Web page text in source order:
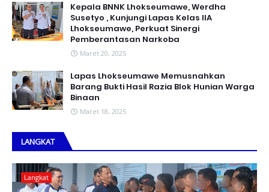
Kepala BNNK Lhokseumawe, Werdha
Susetyo , Kunjungi Lapas Kelas IIA
Lhokseumawe, Perkuat Sinergi
Pemberantasan Narkoba
Maret 20, 2025
Lapas Lhokseumawe Memusnahkan
Barang Bukti Hasil Razia Blok Hunian Warga
Binaan
Maret 18, 2025
LANGKAT
Langkat